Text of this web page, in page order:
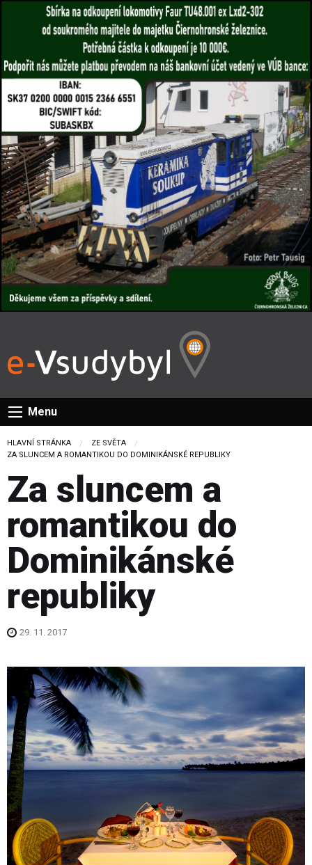
Menu
HLAVNÍ STRÁNKA
ZE SVĚTA
CURRENT:
ZA SLUNCEM A ROMANTIKOU DO DOMINIKÁNSKÉ REPUBLIKY
Za sluncem a
romantikou do
Dominikánské
republiky
29. 11. 2017